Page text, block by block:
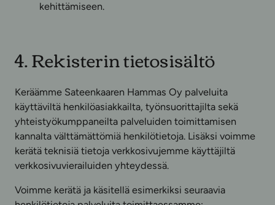
kehittämiseen.
4. Rekisterin tietosisältö
Keräämme Sateenkaaren Hammas Oy palveluita
käyttäviltä henkilöasiakkailta, työnsuorittajilta sekä
yhteistyökumppaneilta palveluiden toimittamisen
kannalta välttämättömiä henkilötietoja. Lisäksi voimme
kerätä teknisiä tietoja verkkosivujemme käyttäjiltä
verkkosivuvierailuiden yhteydessä.
Voimme kerätä ja käsitellä esimerkiksi seuraavia